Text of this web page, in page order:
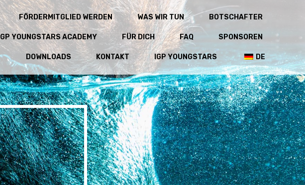
FÖRDERMITGLIED WERDEN WAS WIR TUN BOTSCHAFTER
IGP YOUNGSTARS ACADEMY FÜR DICH FAQ SPONSOREN
DOWNLOADS KONTAKT IGP YOUNGSTARS DE